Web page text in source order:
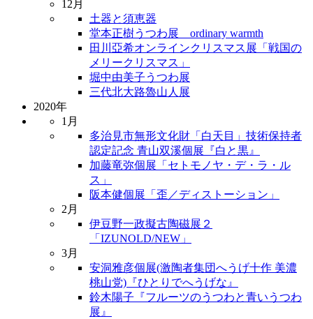
12月
土器と須恵器
堂本正樹うつわ展 ordinary warmth
田川亞希オンラインクリスマス展「戦国の
メリークリスマス」
堀中由美子うつわ展
三代北大路魯山人展
2020年
1月
多治見市無形文化財「白天目」技術保持者
認定記念 青山双溪個展『白と黒』
加藤竜弥個展「セトモノヤ・デ・ラ・ル
ス」
阪本健個展「歪／ディストーション」
2月
伊豆野一政擬古陶磁展２
「IZUNOLD/NEW」
3月
安洞雅彦個展(激陶者集団へうげ十作 美濃
桃山党)『ひとりでへうげな』
鈴木陽子『フルーツのうつわと青いうつわ
展』